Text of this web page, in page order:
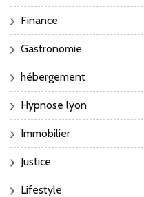
Finance
Gastronomie
hébergement
Hypnose lyon
Immobilier
Justice
Lifestyle